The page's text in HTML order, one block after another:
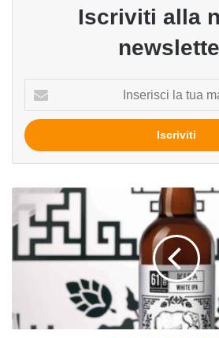
Iscriviti alla
tua
mail
Kisa
del
birrificio
61Cento